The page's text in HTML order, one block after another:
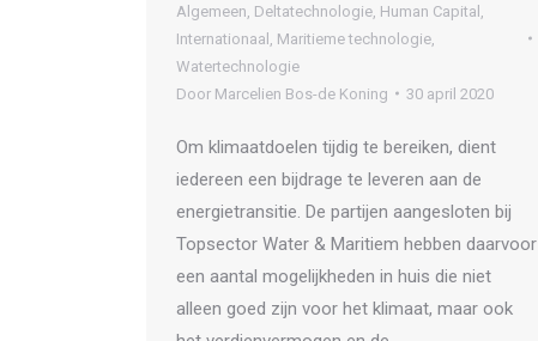
Algemeen Deltatechnologie Human Capital
Internationaal
Maritieme technologie
Watertechnologie
Door Marcelien Bos-de Koning 30 april 2020
Om klimaatdoelen tijdig te bereiken, dient
iedereen een bijdrage te leveren aan de
energietransitie. De partijen aangesloten bij
Topsector Water & Maritiem hebben daarvoor
een aantal mogelijkheden in huis die niet
alleen goed zijn voor het klimaat, maar ook